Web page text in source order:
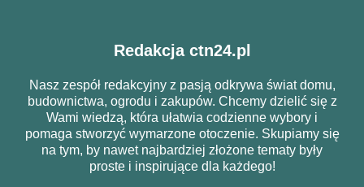
Redakcja ctn24.pl
Nasz zespół redakcyjny z pasją odkrywa świat domu,
budownictwa, ogrodu i zakupów. Chcemy dzielić się z
Wami wiedzą, która ułatwia codzienne wybory i
pomaga stworzyć wymarzone otoczenie. Skupiamy się
na tym, by nawet najbardziej złożone tematy były
proste i inspirujące dla każdego!